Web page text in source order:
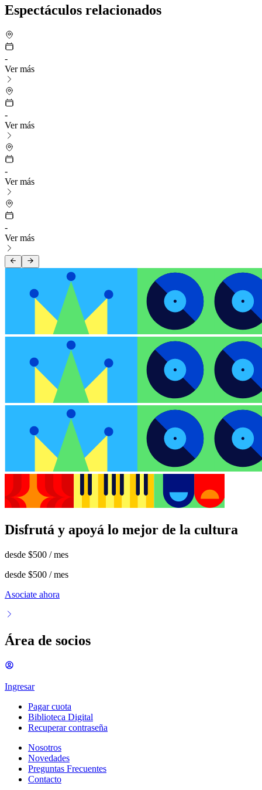
Espectáculos relacionados
-
Ver más
-
Ver más
-
Ver más
-
Ver más
Disfrutá y apoyá lo mejor de la cultura
desde $500 / mes
desde $500 / mes
Asociate ahora
Área de socios
Ingresar
Pagar cuota
Biblioteca Digital
Recuperar contraseña
Nosotros
Novedades
Preguntas Frecuentes
Contacto